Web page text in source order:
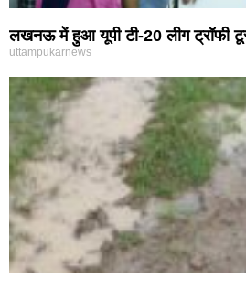
लखनऊ में हुआ यूपी टी-20 लीग ट्रॉफी
uttampukarnews